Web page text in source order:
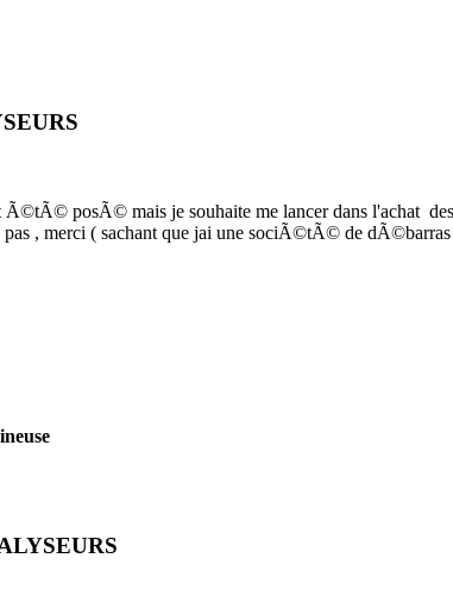
Ã©tÃ© posÃ© mais je souhaite me lancer dans l'achat
, merci ( sachant que jai une sociÃ©tÃ© de